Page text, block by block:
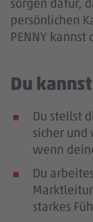
sorgen dafür,
persönlichen
PENNY
Du
Du stellst
sicher
wenn
Du
starkes